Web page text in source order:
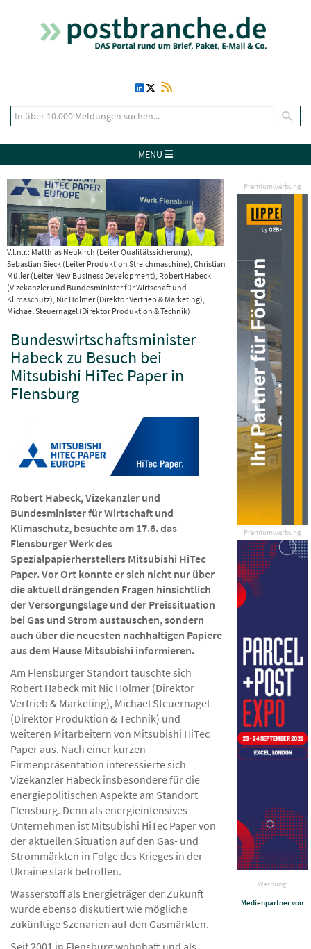
MENU
Premiumwerbung
Premiumwerbung
Werbung
Medienpartner von
V.l.n.r.: Matthias Neukirch (Leiter Qualitätssicherung),
Sebastian Sieck (Leiter Produktion Streichmaschine), Christian
Müller (Leiter New Business Development), Robert Habeck
(Vizekanzler und Bundesminister für Wirtschaft und
Klimaschutz), Nic Holmer (Direktor Vertrieb & Marketing),
Michael Steuernagel (Direktor Produktion & Technik)
Bundeswirtschaftsminister
Habeck zu Besuch bei
Mitsubishi HiTec Paper in
Flensburg
Robert Habeck, Vizekanzler und
Bundesminister für Wirtschaft und
Klimaschutz, besuchte am 17.6. das
Flensburger Werk des
Spezialpapierherstellers Mitsubishi HiTec
Paper. Vor Ort konnte er sich nicht nur über
die aktuell drängenden Fragen hinsichtlich
der Versorgungslage und der Preissituation
bei Gas und Strom austauschen, sondern
auch über die neuesten nachhaltigen Papiere
aus dem Hause Mitsubishi informieren.
Am Flensburger Standort tauschte sich
Robert Habeck mit Nic Holmer (Direktor
Vertrieb & Marketing), Michael Steuernagel
(Direktor Produktion & Technik) und
weiteren Mitarbeitern von Mitsubishi HiTec
Paper aus. Nach einer kurzen
Firmenpräsentation interessierte sich
Vizekanzler Habeck insbesondere für die
energiepolitischen Aspekte am Standort
Flensburg. Denn als energieintensives
Unternehmen ist Mitsubishi HiTec Paper von
der aktuellen Situation auf den Gas- und
Strommärkten in Folge des Krieges in der
Ukraine stark betroffen.
Wasserstoff als Energieträger der Zukunft
wurde ebenso diskutiert wie mögliche
zukünftige Szenarien auf den Gasmärkten.
Seit 2001 in Flensburg wohnhaft und als